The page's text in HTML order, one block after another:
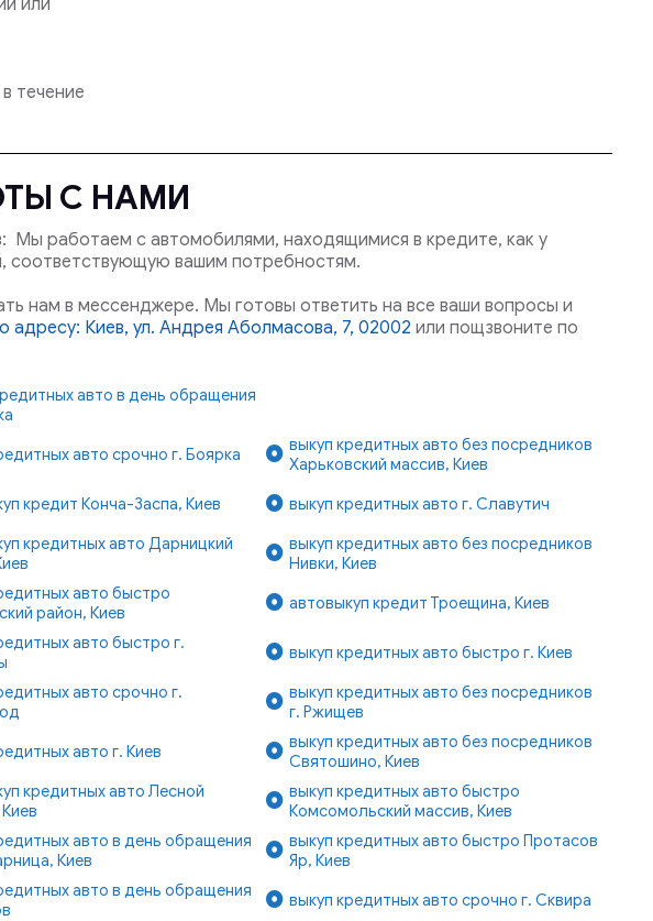
течение
С НАМИ
Мы работаем с автомобилями, находящимися в кредите, как у
соответствующую вашим потребностям.
нам в мессенджере. Мы готовы ответить на все ваши вопросы и
адресу: Киев, ул. Андрея Аболмасова, 7, 02002 или пощзвоните по
авто в день обращения
авто срочно г. Боярка
выкуп кредитных авто без посредников
Харьковский массив, Киев
кредит Конча-Заспа, Киев
выкуп кредитных авто г. Славутич
кредитных авто Дарницкий
выкуп кредитных авто без посредников
Нивки, Киев
авто быстро
район, Киев
автовыкуп кредит Троещина, Киев
авто быстро г.
выкуп кредитных авто быстро г. Киев
авто срочно г.
выкуп кредитных авто без посредников
г. Ржищев
авто г. Киев
выкуп кредитных авто без посредников
Святошино, Киев
кредитных авто Лесной
выкуп кредитных авто быстро
Комсомольский массив, Киев
авто в день обращения
Киев
выкуп кредитных авто быстро Протасов
Яр, Киев
авто в день обращения
выкуп кредитных авто срочно г. Сквира